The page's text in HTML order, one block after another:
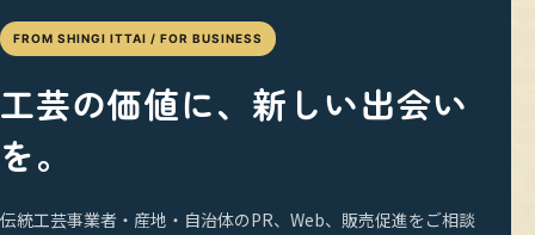
FROM SHINGI ITTAI / FOR BUSINESS
工芸の価値に、新しい出会い
を。
伝統工芸事業者・産地・自治体のPR、Web、販売促進をご相談